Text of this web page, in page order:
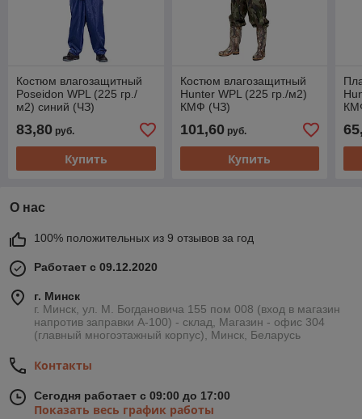
Костюм влагозащитный
Poseidon WPL (225 гр./
м2) синий (ЧЗ)
83,80 руб.
Купить
Костюм влагозащитный
Hunter WPL (225 гр./м2)
КМФ (ЧЗ)
101,60руб.
Купить
О нас
100% положительных из 9 отзывов за год
Работает с 09.12.2020
г. Минск
г. Минск, ул. М. Богдановича 155 пом 008 (вход в магазин
напротив заправки А-100) - склад, Магазин - офис 304
(главный многоэтажный корпус), Минск, Беларусь
Контакты
Сегодня работает с 09:00 до 17:00
Показать весь график работы